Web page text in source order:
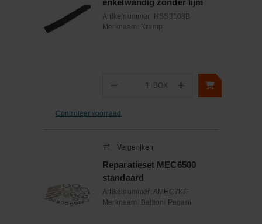
enkelwandig zonder lijm
Artikelnummer: HSS3108B
Merknaam: Kramp
− Aantal
BOX +
Controleer voorraad
Vergelijken
Reparatieset MEC6500
standaard
Artikelnummer: AMEC7KIT
Merknaam: Battioni Pagani